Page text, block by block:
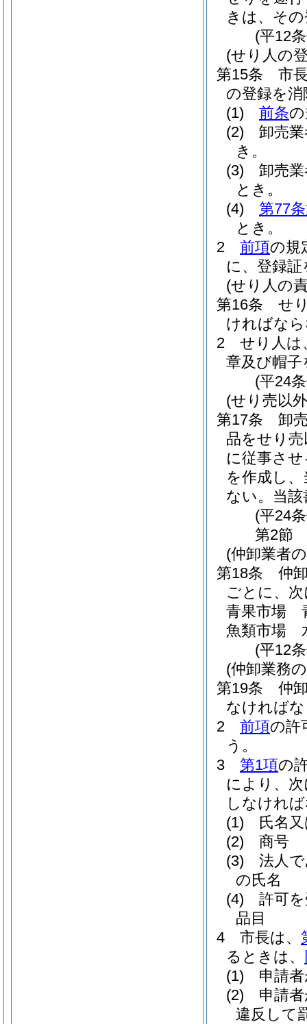
きは、そ
(平12
(せり人の
第15条
市
の登録を
(1)
前条
(2)
卸売
き。
(3)
卸売
とき。
(4)
第77
とき。
2
前項の規
に、登録
(せり人の
第16条
せ
ければな
2
せり人は
章及び帽
(平24
(せり売以
第17条
卸
品をせり
に従事さ
を作成し
ない。 当
(平24
第2節
(仲卸業者
第18条
仲
ごとに、
青果市場
魚類市場
(平12
(仲卸業務
第19条
仲
なければ
2
前項の許
う。
3
第1項の
により、
しなけれ
(1)
氏名
(2)
商号
(3)
法人
の氏名
(4)
許可
品目
4
市長は、
るときは、
(1)
申請
(2)
申請
違反して